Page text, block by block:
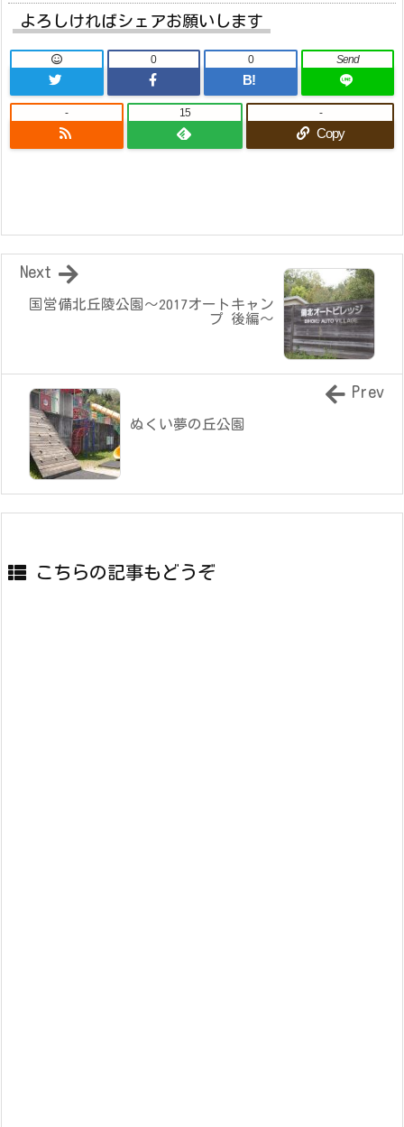
よろしければシェアお願いします
0
B!
0 Send
- 15
Copy
-
国営備北丘陵公園～2017オートキャン
プ 後編～
Next
ぬくい夢の丘公園
Prev
こちらの記事もどうぞ